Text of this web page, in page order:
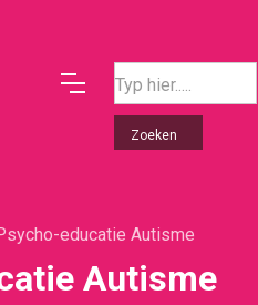
educatie Autisme
Autisme